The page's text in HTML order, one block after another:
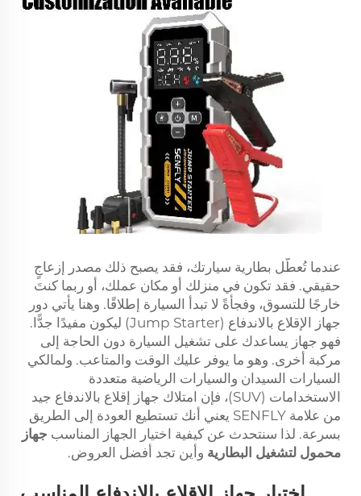
عندما تُعطّل بطارية سيارتك، فقد يصبح ذلك مصدر إزعاجٍ
حقيقي. فقد تكون في منزلك أو مكان عملك، أو ربما كنتَ
خارجًا للتسوق، وفجأةً لا تبدأ السيارة إطلاقًا. وهنا يأتي دور
جهاز الإقلاع بالاندفاع (Jump Starter) ليكون مفيدًا جدًّا.
فهو جهاز يساعدك على تشغيل السيارة دون الحاجة إلى
مركبة أخرى. وهو ما يوفر عليك الوقت والمتاعب. ولمالكي
السيارات السيدان والسيارات الرياضية متعددة
الاستخدامات (SUV)، فإن امتلاك جهاز إقلاع بالاندفاع جيد
من علامة SENFLY يعني أنك تستطيع العودة إلى الطريق
بسرعة. لذا سنتحدث عن كيفية اختيار الجهاز المناسب جهاز
محمول لتشغيل البطارية وأين تجد أفضل العروض.